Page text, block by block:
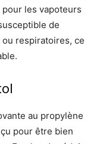
les vapoteurs
de
respiratoires, ce
au propylène
pour être bien